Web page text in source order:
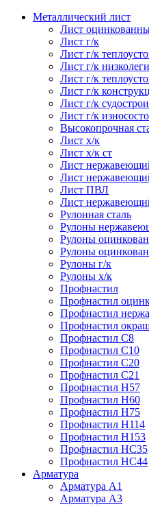
Металлический лист
Лист
Лист г/к
Лист г/к
Лист г/к
Лист г/к
Лист г/к
Лист г/к
Лист г/к
Высокопрочная
Лист х/к
Лист х/к ст
Лист
Лист
Лист ПВЛ
Лист
Рулонная сталь
Рулоны
Рулоны
Рулоны
Рулоны г/к
Рулоны х/к
Профнастил
Профнастил
Профнастил
Профнастил
Профнастил С8
Профнастил С10
Профнастил С20
Профнастил С21
Профнастил Н57
Профнастил Н60
Профнастил Н75
Профнастил Н114
Профнастил Н153
Профнастил НС35
Профнастил НС44
Арматура
Арматура А1
Арматура А3